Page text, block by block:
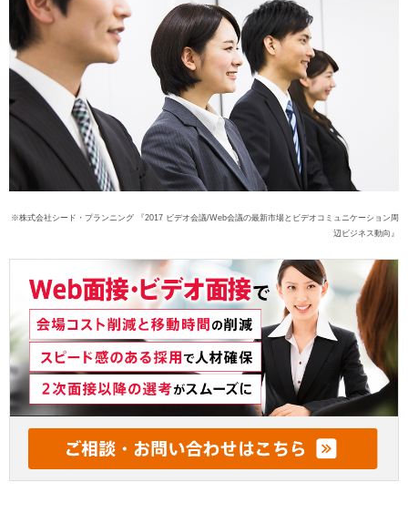
※株式会社シード・プランニング 『2017 ビデオ会議/Web会議の最新市場とビデオコミュニケーション周
辺ビジネス動向 』